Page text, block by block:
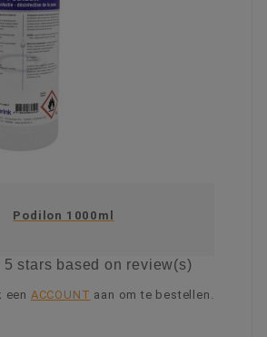
Podilon 1000ml
5 stars based on review(s)
een ACCOUNT aan om te bestellen.